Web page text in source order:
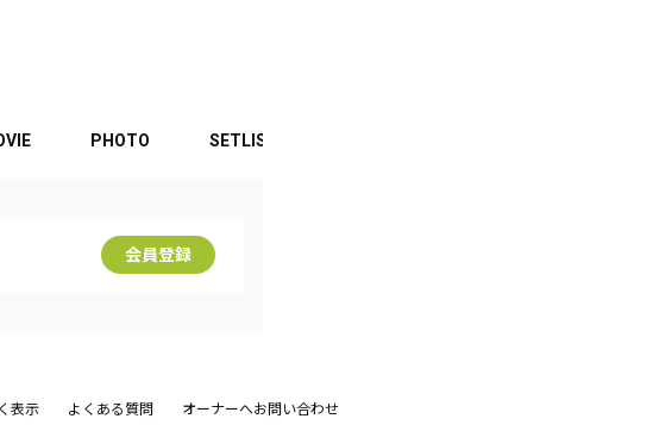
PHOTO SETLIST
会員登録
表示 よくある質問 オーナーへお問い合わせ